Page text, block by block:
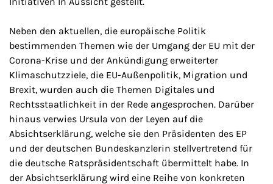
Neben den aktuellen, die europäische Politik
bestimmenden Themen wie der Umgang der EU mit der
Corona-Krise und der Ankündigung erweiterter
Klimaschutzziele, die EU-Außenpolitik, Migration und
Brexit, wurden auch die Themen Digitales und
Rechtsstaatlichkeit in der Rede angesprochen. Darüber
hinaus verwies Ursula von der Leyen auf die
Absichtserklärung, welche sie den Präsidenten des EP
und der deutschen Bundeskanzlerin stellvertretend für
die deutsche Ratspräsidentschaft übermittelt habe. In
der Absichtserklärung wird eine Reihe von konkreten